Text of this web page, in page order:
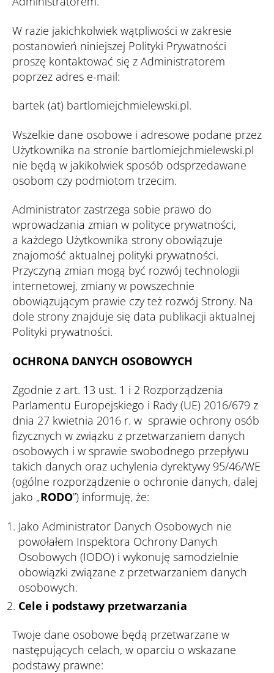
W razie jakichkolwiek wątpliwości w zakresie
postanowień niniejszej Polityki Prywatności
proszę kontaktować się z Administratorem
poprzez adres e-mail:
bartek (at) bartlomiejchmielewski.pl.
Wszelkie dane osobowe i adresowe podane przez
Użytkownika na stronie bartlomiejchmielewski.pl
nie będą w jakikolwiek sposób odsprzedawane
osobom czy podmiotom trzecim.
Administrator zastrzega sobie prawo do
wprowadzania zmian w polityce prywatności,
a każdego Użytkownika strony obowiązuje
znajomość aktualnej polityki prywatności.
Przyczyną zmian mogą być rozwój technologii
internetowej, zmiany w powszechnie
obowiązującym prawie czy też rozwój Strony. Na
dole strony znajduje się data publikacji aktualnej
Polityki prywatności.
OCHRONA DANYCH OSOBOWYCH
Zgodnie z art. 13 ust. 1 i 2 Rozporządzenia
Parlamentu Europejskiego i Rady (UE) 2016/679 z
dnia 27 kwietnia 2016 r. w sprawie ochrony osób
fizycznych w związku z przetwarzaniem danych
osobowych i w sprawie swobodnego przepływu
takich danych oraz uchylenia dyrektywy 95/46/WE
(ogólne rozporządzenie o ochronie danych, dalej
jako „RODO”) informuję, że:
Jako Administrator Danych Osobowych nie
powołałem Inspektora Ochrony Danych
Osobowych (IODO) i wykonuję samodzielnie
obowiązki związane z przetwarzaniem danych
osobowych.
Cele i podstawy przetwarzania
Twoje dane osobowe będą przetwarzane w
następujących celach, w oparciu o wskazane
podstawy prawne: